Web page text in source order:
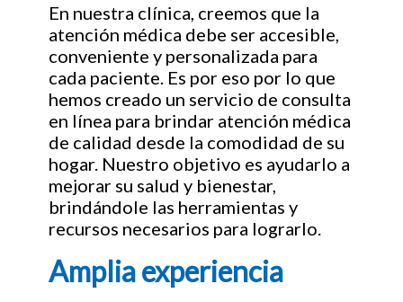
En nuestra clínica, creemos que la
atención médica debe ser accesible,
conveniente y personalizada para
cada paciente. Es por eso por lo que
hemos creado un servicio de consulta
en línea para brindar atención médica
de calidad desde la comodidad de su
hogar. Nuestro objetivo es ayudarlo a
mejorar su salud y bienestar,
brindándole las herramientas y
recursos necesarios para lograrlo.
Amplia experiencia